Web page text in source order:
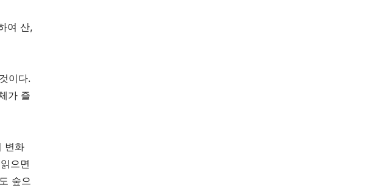
여 산,
이다.
가 즐
변화
으면
숲으